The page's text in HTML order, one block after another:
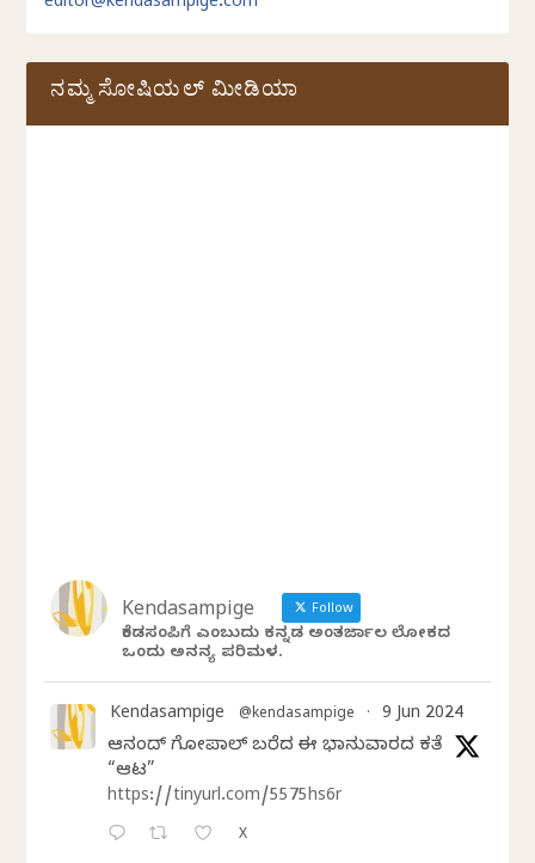
editor@kendasampige.com
ನಮ್ಮ ಸೋಷಿಯಲ್‌ ಮೀಡಿಯಾ
Kendasampige Follow
ಕೆಂಡಸಂಪಿಗೆ ಎಂಬುದು ಕನ್ನಡ ಅಂತರ್ಜಾಲ ಲೋಕದ
ಒಂದು ಅನನ್ಯ ಪರಿಮಳ.
Kendasampige @kendasampige · 9 Jun 2024
ಆನಂದ್‌ ಗೋಪಾಲ್‌ ಬರೆದ ಈ ಭಾನುವಾರದ ಕತೆ
“ಆಟ”
https://tinyurl.com/5575hs6r
X